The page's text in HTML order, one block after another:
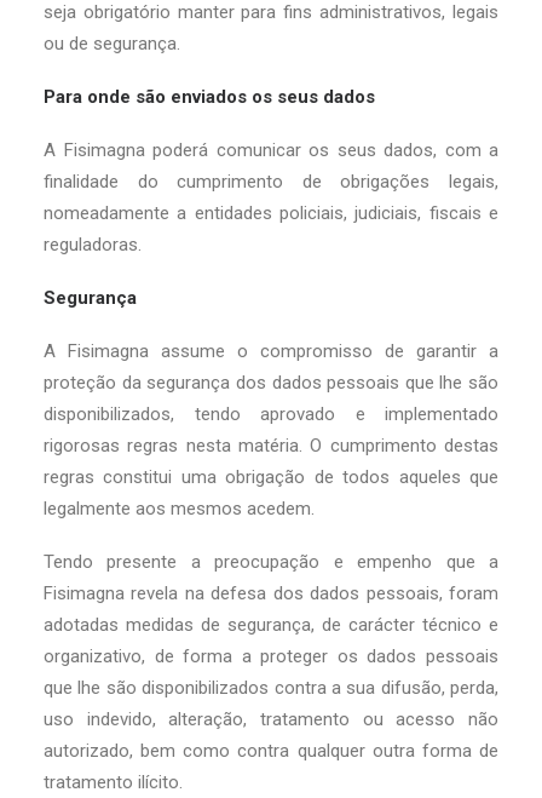
seja obrigatório manter para fins administrativos, legais
ou de segurança.
Para onde são enviados os seus dados
A Fisimagna poderá comunicar os seus dados, com a
finalidade do cumprimento de obrigações legais,
nomeadamente a entidades policiais, judiciais, fiscais e
reguladoras.
Segurança
A Fisimagna assume o compromisso de garantir a
proteção da segurança dos dados pessoais que lhe são
disponibilizados, tendo aprovado e implementado
rigorosas regras nesta matéria. O cumprimento destas
regras constitui uma obrigação de todos aqueles que
legalmente aos mesmos acedem.
Tendo presente a preocupação e empenho que a
Fisimagna revela na defesa dos dados pessoais, foram
adotadas medidas de segurança, de carácter técnico e
organizativo, de forma a proteger os dados pessoais
que lhe são disponibilizados contra a sua difusão, perda,
uso indevido, alteração, tratamento ou acesso não
autorizado, bem como contra qualquer outra forma de
tratamento ilícito.